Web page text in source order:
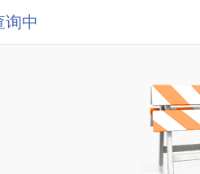
询中